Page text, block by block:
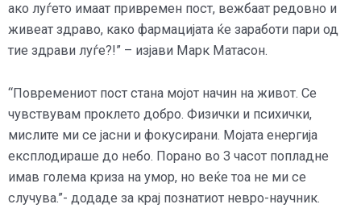
ако луѓето имаат привремен пост, вежбаат редовно и
живеат здраво, како фармацијата ќе заработи пари од
тие здрави луѓе?!” – изјави Марк Матасон.
“Повремениот пост стана мојот начин на живот. Се
чувствувам проклето добро. Физички и психички,
мислите ми се јасни и фокусирани. Мојата енергија
експлодираше до небо. Порано во 3 часот попладне
имав голема криза на умор, но веќе тоа не ми се
случува.”- додаде за крај познатиот невро-научник.